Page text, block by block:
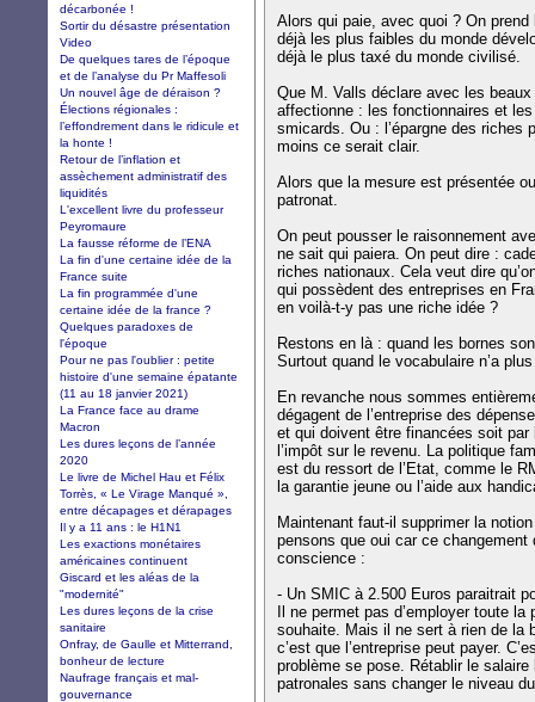
Alors qui paie, avec quoi ? On
déjà les plus faibles du monde
déjà le plus taxé du monde civilisé.
Que M. Valls déclare avec les
affectionne : les fonctionnaires et
smicards. Ou : l’épargne des
moins ce serait clair.
Alors que la mesure est présentée
patronat.
On peut pousser le raisonnement
ne sait qui paiera. On peut dire :
riches nationaux. Cela veut dire
qui possèdent des entreprises en
en voilà-t-y pas une riche idée ?
Restons en là : quand les bornes
Surtout quand le vocabulaire n’a
En revanche nous sommes
dégagent de l’entreprise des
et qui doivent être financées soit
l’impôt sur le revenu. La politique
est du ressort de l’Etat, comme le
la garantie jeune ou l’aide aux
Maintenant faut-il supprimer la
pensons que oui car ce
conscience :
- Un SMIC à 2.500 Euros paraitrait
Il ne permet pas d’employer toute
souhaite. Mais il ne sert à rien de la
c’est que l’entreprise peut payer.
problème se pose. Rétablir le
patronales sans changer le niveau
décarbonée !
Sortir du désastre présentation
Video
De quelques tares de l’époque
et de l’analyse du Pr Maffesoli
Un nouvel âge de déraison ?
Élections régionales :
l’effondrement dans le ridicule et
la honte !
Retour de l’inflation et
assèchement administratif des
liquidités
L'excellent livre du professeur
Peyromaure
La fausse réforme de l’ENA
La fin d'une certaine idée de la
France suite
La fin programmée d'une
certaine idée de la france ?
Quelques paradoxes de
l'époque
Pour ne pas l'oublier : petite
histoire d'une semaine épatante
(11 au 18 janvier 2021)
La France face au drame
Macron
Les dures leçons de l’année
2020
Le livre de Michel Hau et Félix
Torrès, « Le Virage Manqué »,
entre décapages et dérapages
Il y a 11 ans : le H1N1
Les exactions monétaires
américaines continuent
Giscard et les aléas de la
"modernité"
Les dures leçons de la crise
sanitaire
Onfray, de Gaulle et Mitterrand,
bonheur de lecture
Naufrage français et mal-
gouvernance